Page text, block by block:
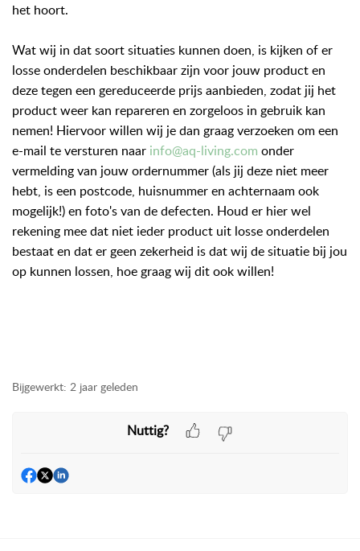
het hoort.
Wat wij in dat soort situaties kunnen doen, is kijken of er
losse onderdelen beschikbaar zijn voor jouw product en
deze tegen een gereduceerde prijs aanbieden, zodat jij het
product weer kan repareren en zorgeloos in gebruik kan
nemen! Hiervoor willen wij je dan graag verzoeken om een
e-mail te versturen naar info@aq-living.com onder
vermelding van jouw ordernummer (als jij deze niet meer
hebt, is een postcode, huisnummer en achternaam ook
mogelijk!) en foto's van de defecten. Houd er hier wel
rekening mee dat niet ieder product uit losse onderdelen
bestaat en dat er geen zekerheid is dat wij de situatie bij jou
op kunnen lossen, hoe graag wij dit ook willen!
Bijgewerkt: 2 jaar geleden
Nuttig?